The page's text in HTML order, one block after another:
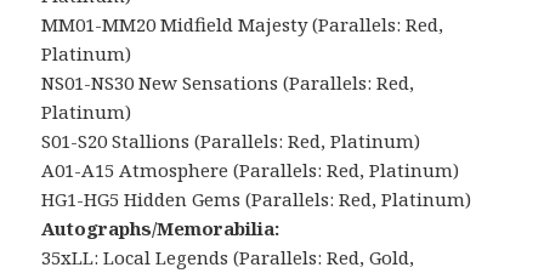
MM01-MM20 Midfield Majesty (Parallels: Red,
Platinum)
NS01-NS30 New Sensations (Parallels: Red,
Platinum)
S01-S20 Stallions (Parallels: Red, Platinum)
A01-A15 Atmosphere (Parallels: Red, Platinum)
HG1-HG5 Hidden Gems (Parallels: Red, Platinum)
Autographs/Memorabilia:
35xLL: Local Legends (Parallels: Red, Gold,